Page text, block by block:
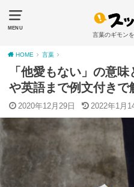
MENU
言葉のギモン
HOME 言葉
「他愛もない」の意
や英語まで例文付きで
2020年12月29日 2022年1月